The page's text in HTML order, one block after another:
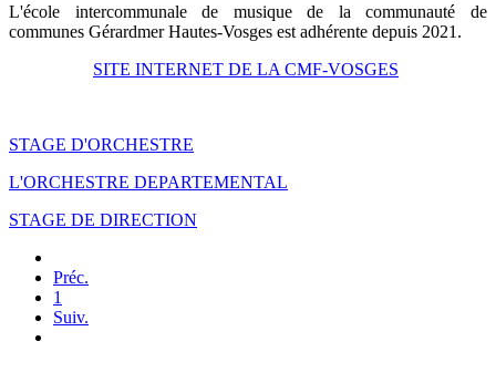
L'école intercommunale de musique de la communauté de
communes Gérardmer Hautes-Vosges est adhérente depuis 2021.
SITE INTERNET DE LA CMF-VOSGES
STAGE D'ORCHESTRE
L'ORCHESTRE DEPARTEMENTAL
STAGE DE DIRECTION
Préc.
1
Suiv.